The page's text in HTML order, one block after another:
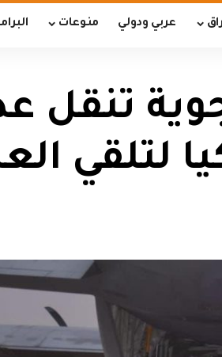
عربي ودولي منوعات
تنقل
لتلقي